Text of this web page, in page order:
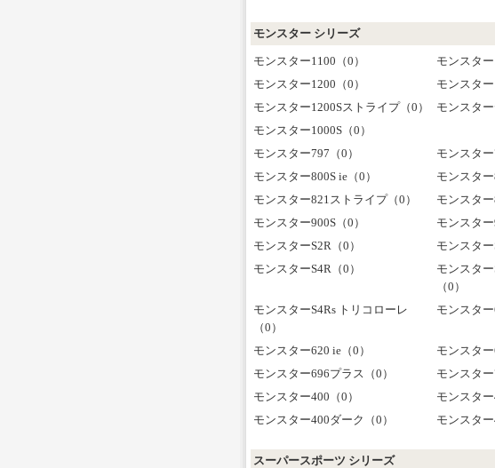
モンスター シリーズ
モンスター1100（0） モンスター
モンスター1200（0）
モンスター
モンスター1200Sストライプ（0）
モンスタ
モンスター1000S（0）
モンスター797（0）
モンスター
モンスター800S ie（0）
モンスター
モンスター821ストライプ（0）
モンスター
モンスター900S（0）
モンスター
モンスターS2R（0）
モンスター
モンスターS4R（0）
モンスタ
（0）
モンスターS4Rs トリコローレ
（0）
モンスター
モンスター620 ie（0） モンスター
モンスター696プラス（0）
モンスター
モンスター400（0）
モンスター
モンスター400ダーク（0）
モンスタ
スーパースポーツ シリーズ